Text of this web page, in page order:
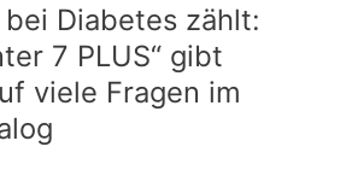
bei Diabetes zählt:
7 PLUS“ gibt
viele Fragen im